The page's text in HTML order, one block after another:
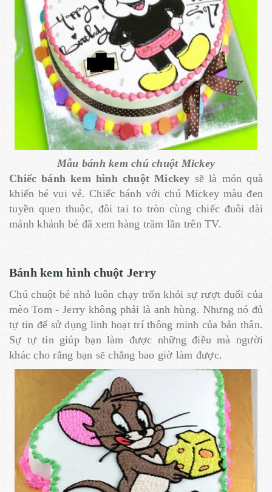
Mẫu bánh kem chú chuột Mickey
Chiếc bánh kem hình chuột Mickey sẽ là món quà
khiến bé vui vẻ. Chiếc bánh với chú Mickey màu đen
tuyền quen thuộc, đôi tai to tròn cùng chiếc đuôi dài
mảnh khảnh bé đã xem hàng trăm lần trên TV.
Bánh kem hình chuột Jerry
Chú chuột bé nhỏ luôn chạy trốn khỏi sự rượt đuổi của
mèo Tom - Jerry không phải là anh hùng. Nhưng nó đủ
tự tin để sử dụng linh hoạt trí thông minh của bản thân.
Sự tự tin giúp bạn làm được những điều mà người
khác cho rằng bạn sẽ chẳng bao giờ làm được.